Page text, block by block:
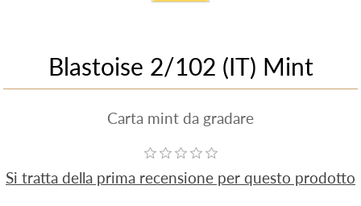
Blastoise 2/102 (IT) Mint
Carta mint da gradare
Si tratta della prima recensione per questo prodotto